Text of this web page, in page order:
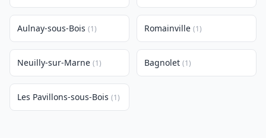
Aulnay-sous-Bois (1) Romainville (1)
Neuilly-sur-Marne (1) Bagnolet (1)
Les Pavillons-sous-Bois (1)